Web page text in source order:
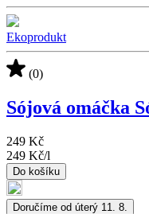
Ekoprodukt
(0)
Sójová omáčka
249 Kč
249 Kč/l
Do košíku
Doručíme od úterý 11. 8.